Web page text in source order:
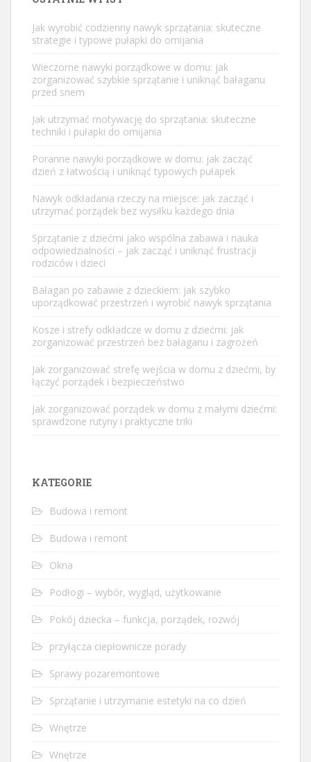
Jak wyrobić codzienny nawyk sprzątania: skuteczne
strategie i typowe pułapki do omijania
Wieczorne nawyki porządkowe w domu: jak
zorganizować szybkie sprzątanie i uniknąć bałaganu
przed snem
Jak utrzymać motywację do sprzątania: skuteczne
techniki i pułapki do omijania
Poranne nawyki porządkowe w domu: jak zacząć
dzień z łatwością i uniknąć typowych pułapek
Nawyk odkładania rzeczy na miejsce: jak zacząć i
utrzymać porządek bez wysiłku każdego dnia
Sprzątanie z dziećmi jako wspólna zabawa i nauka
odpowiedzialności – jak zacząć i uniknąć frustracji
rodziców i dzieci
Bałagan po zabawie z dzieckiem: jak szybko
uporządkować przestrzeń i wyrobić nawyk sprzątania
Kosze i strefy odkładcze w domu z dziećmi: jak
zorganizować przestrzeń bez bałaganu i zagrożeń
Jak zorganizować strefę wejścia w domu z dziećmi, by
łączyć porządek i bezpieczeństwo
Jak zorganizować porządek w domu z małymi dziećmi:
sprawdzone rutyny i praktyczne triki
KATEGORIE
Budowa i remont
Budowa i remont
Okna
Podłogi – wybór, wygląd, użytkowanie
Pokój dziecka – funkcja, porządek, rozwój
przyłącza ciepłownicze porady
Sprawy pozaremontowe
Sprzątanie i utrzymanie estetyki na co dzień
Wnętrze
Wnętrze